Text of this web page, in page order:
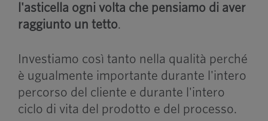
l'asticella ogni volta che pensiamo di aver
raggiunto un tetto.
Investiamo così tanto nella qualità perché
è ugualmente importante durante l'intero
percorso del cliente e durante l'intero
ciclo di vita del prodotto e del processo.